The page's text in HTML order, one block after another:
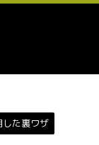
した裏ワザ